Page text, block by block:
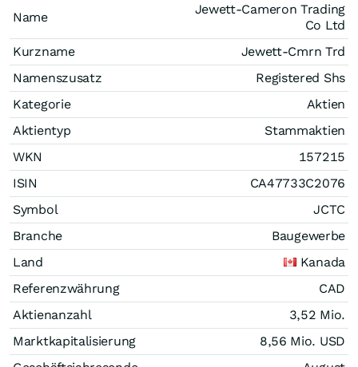
Name
Jewett-Cameron Trading
Co Ltd
Kurzname
Jewett-Cmrn Trd
Namenszusatz
Registered Shs
Kategorie
Aktien
Aktientyp
Stammaktien
WKN
157215
ISIN
CA47733C2076
Symbol
JCTC
Branche
Baugewerbe
Land
Kanada
Referenzwährung
CAD
Aktienanzahl
3,52 Mio.
Marktkapitalisierung
8,56 Mio. USD